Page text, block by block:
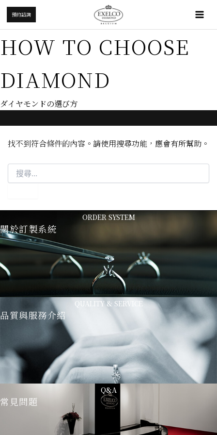
跳
主
要
內
預約諮詢
HOW TO CHOOSE
DIAMOND
ダイヤモンドの選び方
找不到符合條件的內容。請使用搜尋功能，應會有所幫助。
搜
尋
關
字:
ORDER SYSTEM
關於訂製系統
QUALITY & SERVICE
品質與服務介紹
Q&A
常見問題